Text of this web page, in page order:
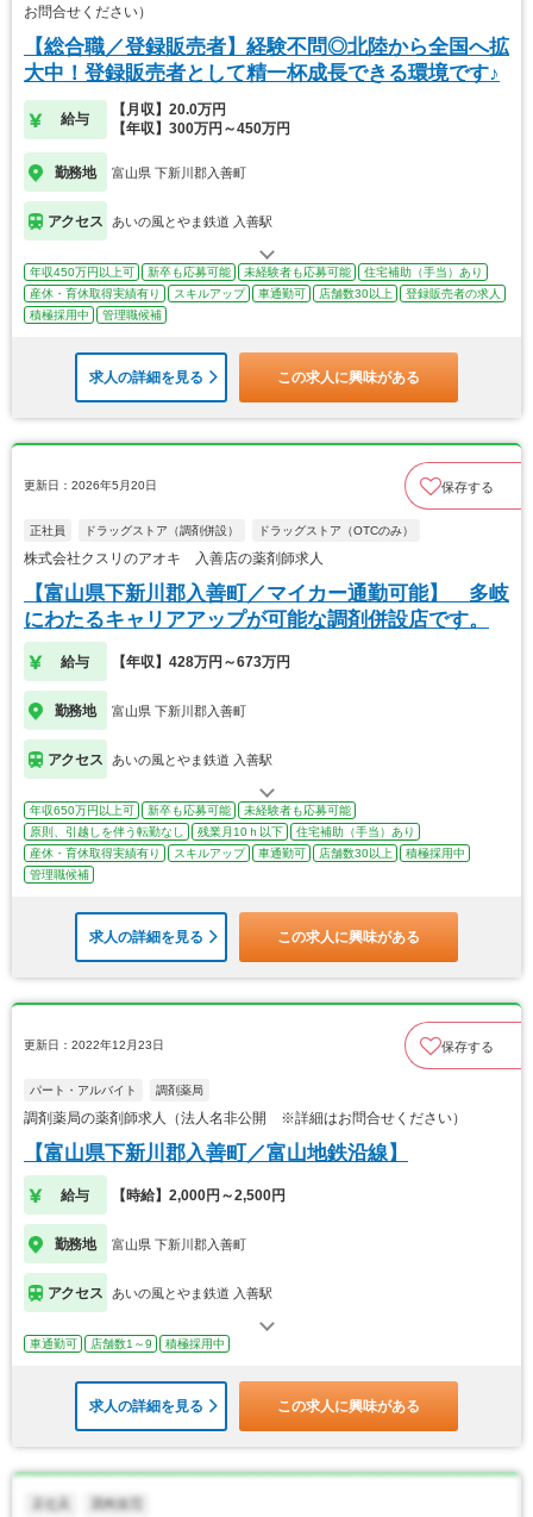
お問合せください）
【総合職／登録販売者】経験不問◎北陸から全国へ拡
大中！登録販売者として精一杯成長できる環境です♪
給与
【月収】20.0万円
【年収】300万円～450万円
勤務地 富山県 下新川郡入善町
アクセス あいの風とやま鉄道 入善駅
年収450万円以上可 新卒も応募可能 未経験者も応募可能
住宅補助（手当）あり
産休・育休取得実績有り
スキルアップ 車通勤可 店舗数30以上
登録販売者の求人
積極採用中
管理職候補
求人の詳細を見る この求人に興味がある
更新日：2026年5月20日 保存する
正社員 ドラッグストア（調剤併設） ドラッグストア（OTCのみ）
株式会社クスリのアオキ 入善店の薬剤師求人
【富山県下新川郡入善町／マイカー通勤可能】 多岐
にわたるキャリアアップが可能な調剤併設店です。
給与 【年収】428万円～673万円
勤務地 富山県 下新川郡入善町
アクセス あいの風とやま鉄道 入善駅
年収650万円以上可 新卒も応募可能
未経験者も応募可能
原則、引越しを伴う転勤なし
残業月10ｈ以下
住宅補助（手当）あり
産休・育休取得実績有り
スキルアップ 車通勤可 店舗数30以上
積極採用中
管理職候補
求人の詳細を見る この求人に興味がある
更新日：2022年12月23日 保存する
パート・アルバイト 調剤薬局
調剤薬局の薬剤師求人（法人名非公開 ※詳細はお問合せください）
【富山県下新川郡入善町／富山地鉄沿線】
給与 【時給】2,000円～2,500円
勤務地 富山県 下新川郡入善町
アクセス あいの風とやま鉄道 入善駅
車通勤可 店舗数1～9 積極採用中
求人の詳細を見る この求人に興味がある